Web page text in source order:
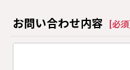
お問い合わせ内容 必須